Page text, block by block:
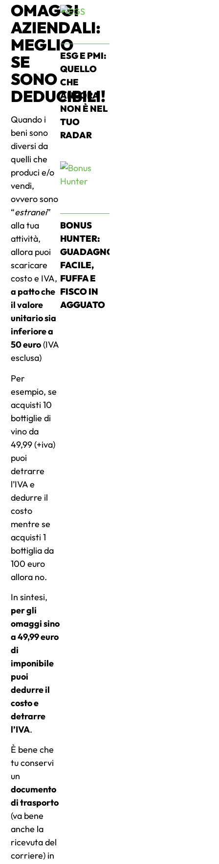
OMAGGI
AZIENDALI:
MEGLIO
SE
SONO
DEDUCIBILI!
Quando i
beni sono
diversi da
quelli che
produci e/o
vendi,
ovvero sono
“estranei”
alla tua
attività,
allora puoi
scaricare
costo e IVA,
a patto che
il valore
unitario sia
inferiore a
50 euro(IVA
esclusa)
Per
esempio, se
acquisti 10
bottiglie di
vino da
49,99 (+iva)
puoi
detrarre
l’IVA e
dedurre il
costo
mentre se
acquisti 1
bottiglia da
100 euro
allora no.
In sintesi,
per gli
omaggi sino
a 49,99 euro
di
imponibile
puoi
dedurre il
costo e
detrarre
l’IVA.
È bene che
tu conservi
un
documento
di trasporto
(va bene
anche la
ricevuta del
corriere) in
ESG E PMI:
QUELLO
CHE
ANCORA
NON È NEL
TUO
RADAR
BONUS
HUNTER:
GUADAGNO
FACILE,
FUFFA E
FISCO IN
AGGUATO